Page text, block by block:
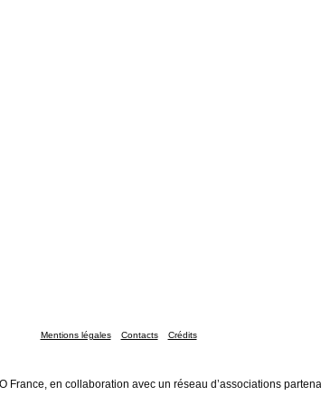
Mentions légales Contacts Crédits
France, en collaboration avec un réseau d’associations